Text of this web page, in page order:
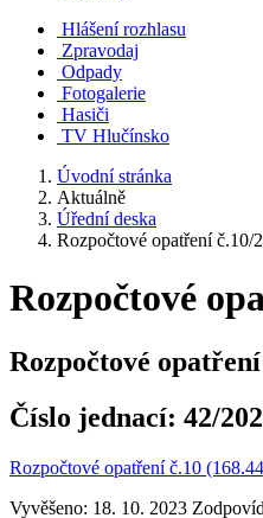
Hlášení rozhlasu
Zpravodaj
Odpady
Fotogalerie
Hasiči
TV Hlučínsko
Úvodní stránka
Aktuálně
Úřední deska
Rozpočtové opatření č.10/
Rozpočtové
Rozpočtové
Číslo jednací: 42/
Rozpočtové opatření č.10
Vyvěšeno: 18. 10. 2023